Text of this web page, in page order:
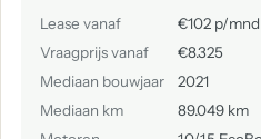
Lease vanaf
€102 p/mnd
Vraagprijs vanaf
€8.325
Mediaan bouwjaar
2021
Mediaan km
89.049 km